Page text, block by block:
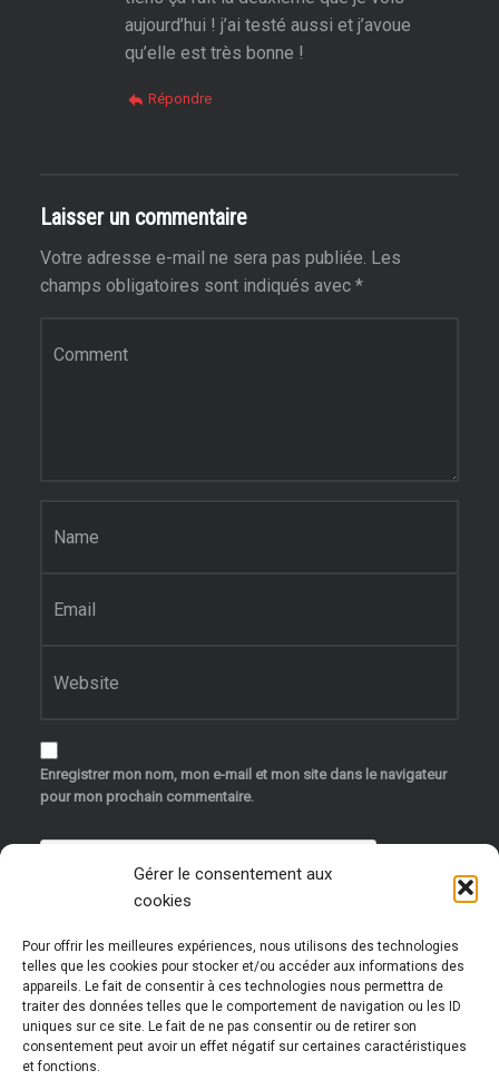
Gérer le consentement aux
cookies
Pour offrir les meilleures expériences, nous utilisons des technologies
telles que les cookies pour stocker et/ou accéder aux informations des
appareils. Le fait de consentir à ces technologies nous permettra de
traiter des données telles que le comportement de navigation ou les ID
uniques sur ce site. Le fait de ne pas consentir ou de retirer son
consentement peut avoir un effet négatif sur certaines caractéristiques
et fonctions.
aujourd’hui ! j’ai testé aussi et j’avoue
qu’elle est très bonne !
Répondre
Laisser un commentaire
Votre adresse e-mail ne sera pas publiée. Les
champs obligatoires sont indiqués avec *
Enregistrer mon nom, mon e-mail et mon site dans le navigateur
pour mon prochain commentaire.
Ce site utilise Akismet pour réduire les indésirables.
En savoir plus sur la façon dont les données de vos